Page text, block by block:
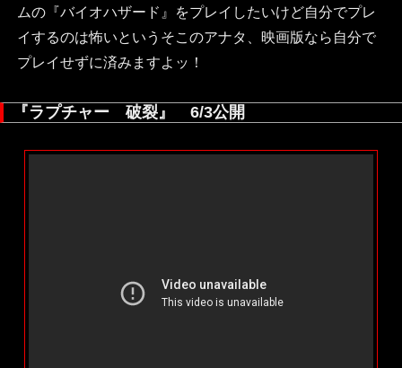
ムの『バイオハザード』をプレイしたいけど自分でプレ
イするのは怖いというそこのアナタ、映画版なら自分で
プレイせずに済みますよッ！
『ラプチャー 破裂』 6/3公開